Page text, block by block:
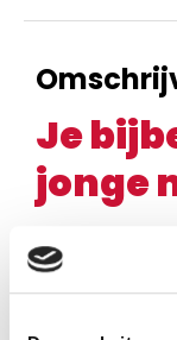
Je
jonge
Jim George